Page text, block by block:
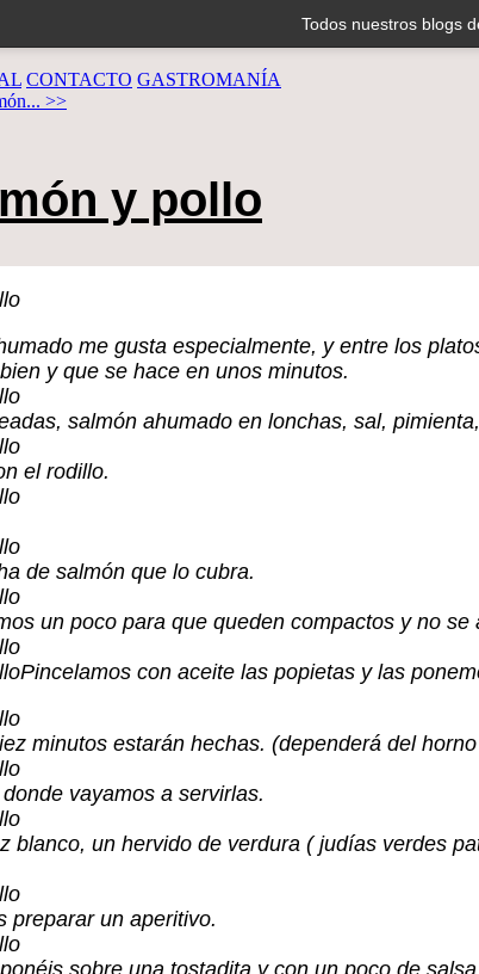
Todos nuestros blogs
CONTACTO GASTROMANÍA
>>
y pollo
me gusta especialmente, y entre los
y que se hace en unos minutos.
salmón ahumado en lonchas, sal,
el rodillo.
de salmón que lo cubra.
un poco para que queden compactos y no
Pincelamos con aceite las popietas y las
minutos estarán hechas. (dependerá del
vayamos a servirlas.
blanco, un hervido de verdura ( judías verdes
preparar un aperitivo.